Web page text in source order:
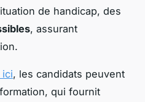
de handicap, des
, assurant
, les candidats peuvent
qui fournit